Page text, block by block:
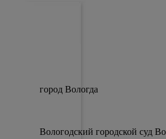
город Вологда
Вологодский городской суд